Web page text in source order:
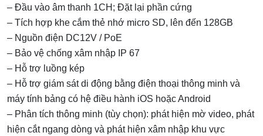
– Đầu vào âm thanh 1CH; Đặt lại phần cứng
– Tích hợp khe cắm thẻ nhớ micro SD, lên đến 128GB
– Nguồn điện DC12V / PoE
– Bảo vệ chống xâm nhập IP 67
– Hỗ trợ luồng kép
– Hỗ trợ giám sát di động bằng điện thoại thông minh và
máy tính bảng có hệ điều hành iOS hoặc Android
– Phân tích thông minh (tùy chọn): phát hiện mờ video, phát
hiện cắt ngang dòng và phát hiện xâm nhập khu vực